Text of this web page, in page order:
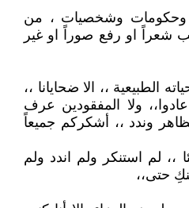
وحكومات وشخصيات ، من
او رفع صوراً او غير
الطبيعية ،، الا ضحايانا ،،
ولا المفقودين عرف
وندد ،، أشكركم جميعاً
،، لم استنكر ولم اندد ولم
حتى،،